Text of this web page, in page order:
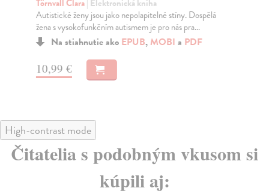
Törnvall Clara| Elektronická kniha
Autistické ženy jsou jako nepolapitelné stíny. Dospělá
žena s vysokofunkčním autismem je pro nás pra...
Na stiahnutie ako EPUB, MOBI a PDF
10,99 €
High-contrast mode
Čitatelia s podobným vkusom si
kúpili aj: